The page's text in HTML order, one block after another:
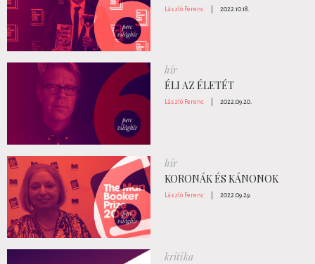
László Ferenc 2022.10.18.
hír
ÉLI AZ ÉLETÉT
László Ferenc 2022.09.20.
hír
KORONÁK ÉS KÁNONOK
László Ferenc 2022.09.29.
kritika